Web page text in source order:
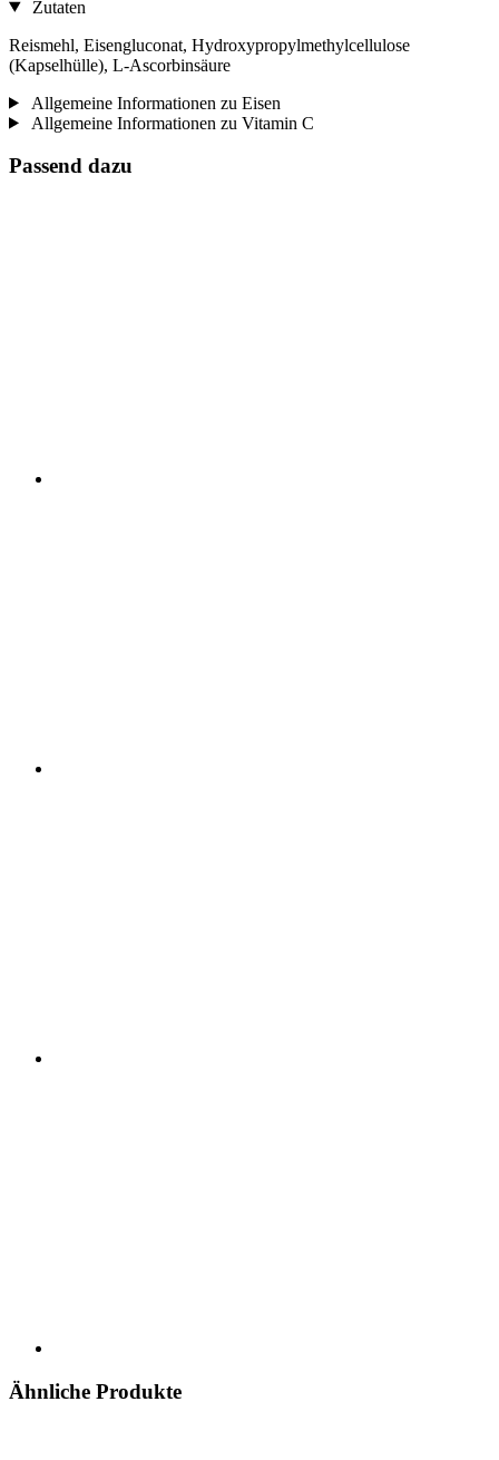
Zutaten
Reismehl, Eisengluconat, Hydroxypropylmethylcellulose
(Kapselhülle), L-Ascorbinsäure
Allgemeine Informationen zu Eisen
Allgemeine Informationen zu Vitamin C
Passend dazu
Ähnliche Produkte